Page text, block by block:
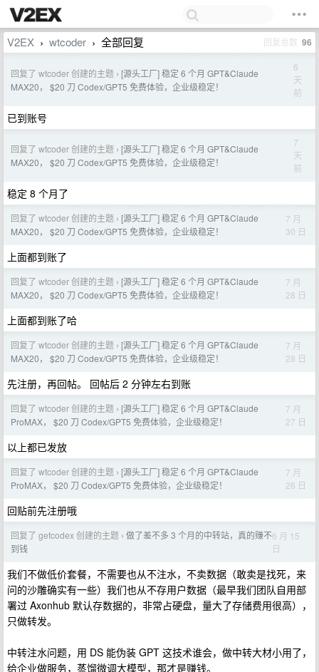
V2EX › wtcoder › 全部回复 回复总数 96
回复了 wtcoder 创建的主题 › [源头工厂] 稳定 6 个月 GPT&Claude
MAX20， $20 刀 Codex/GPT5 免费体验，企业级稳定！
6
天
前
已到账号
回复了 wtcoder 创建的主题 › [源头工厂] 稳定 6 个月 GPT&Claude
MAX20， $20 刀 Codex/GPT5 免费体验，企业级稳定！
7
天
前
稳定 8 个月了
回复了 wtcoder 创建的主题 › [源头工厂] 稳定 6 个月 GPT&Claude
MAX20， $20 刀 Codex/GPT5 免费体验，企业级稳定！
7 月
30 日
上面都到账了
回复了 wtcoder 创建的主题 › [源头工厂] 稳定 6 个月 GPT&Claude
MAX20， $20 刀 Codex/GPT5 免费体验，企业级稳定！
7 月
28 日
上面都到账了哈
回复了 wtcoder 创建的主题 › [源头工厂] 稳定 6 个月 GPT&Claude
MAX20， $20 刀 Codex/GPT5 免费体验，企业级稳定！
7 月
28 日
先注册，再回帖。 回帖后 2 分钟左右到账
回复了 wtcoder 创建的主题 › [源头工厂] 稳定 6 个月 GPT&Claude
ProMAX， $20 刀 Codex/GPT5 免费体验，企业级稳定！
7 月
27 日
以上都已发放
回复了 wtcoder 创建的主题 › [源头工厂] 稳定 6 个月 GPT&Claude
ProMAX， $20 刀 Codex/GPT5 免费体验，企业级稳定！
7 月
26 日
回贴前先注册哦
回复了 getcodex 创建的主题 › 做了差不多 3 个月的中转站，真的赚不
到钱
6 月 15
日
我们不做低价套餐，不需要也从不注水，不卖数据（敢卖是找死，来
问的沙雕确实有一些）我们也从不存用户数据（最早我们团队自用部
署过 Axonhub 默认存数据的，非常占硬盘，量大了存储费用很高），
只做转发。
中转注水问题，用 DS 能伪装 GPT 这技术谁会，做中转大材小用了，
给企业做服务，蒸馏微调大模型，那才是赚钱。